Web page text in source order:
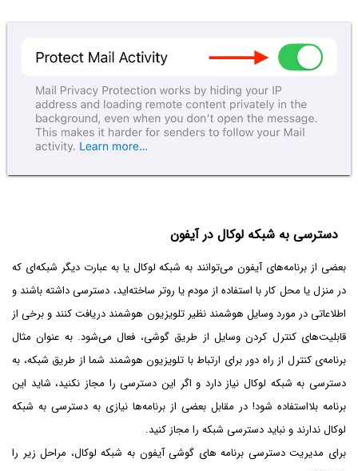
دسترسی به شبکه لوکال در آیفون
بعضی از برنامه‌های آیفون می‌توانند به شبکه لوکال یا به عبارت دیگر شبکه‌ای که
در منزل یا محل کار با استفاده از مودم یا روتر ساخته‌اید، دسترسی داشته باشند و
اطلاعاتی در مورد وسایل هوشمند نظیر تلویزیون هوشمند دریافت کنند و برخی از
قابلیت‌های کنترل کردن وسایل از طریق گوشی، فعال می‌شود. به عنوان مثال
برنامه‌ی کنترل از راه دور برای ارتباط با تلویزیون هوشمند شما از طریق شبکه، به
دسترسی به شبکه لوکال نیاز دارد و اگر این دسترسی را مجاز نکنید، شاید این
برنامه بلااستفاده شود! در مقابل بعضی از برنامه‌ها نیازی به دسترسی به شبکه
لوکال ندارند و نباید دسترسی شبکه را مجاز کنید.
برای مدیریت دسترسی برنامه های گوشی آیفون به شبکه لوکال، مراحل زیر را